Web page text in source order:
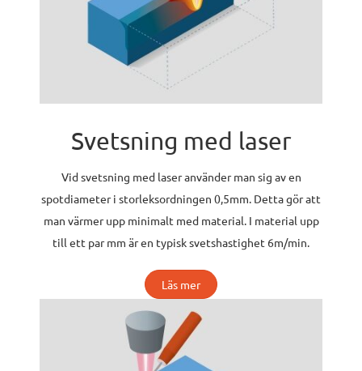
Svetsning med laser
Vid svetsning med laser använder man sig av en
spotdiameter i storleksordningen 0,5mm. Detta gör att
man värmer upp minimalt med material. I material upp
till ett par mm är en typisk svetshastighet 6m/min.
Läs mer